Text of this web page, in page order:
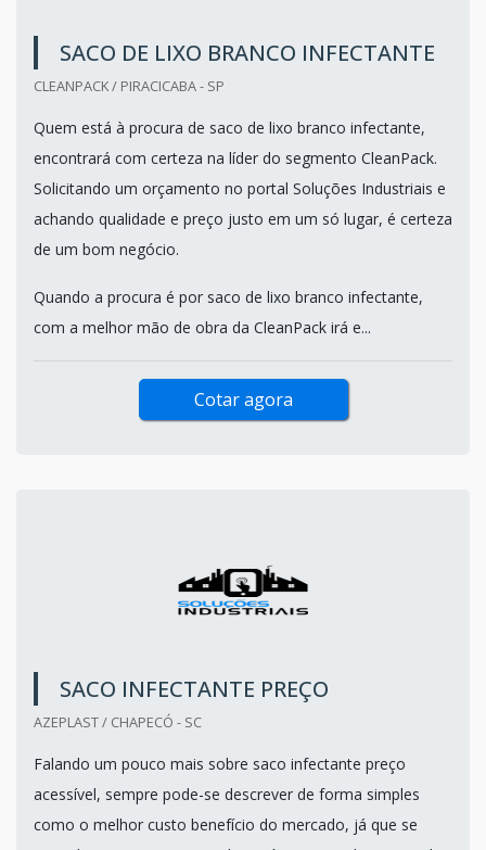
SACO DE LIXO BRANCO INFECTANTE
CLEANPACK / PIRACICABA - SP
Quem está à procura de saco de lixo branco infectante,
encontrará com certeza na líder do segmento CleanPack.
Solicitando um orçamento no portal Soluções Industriais e
achando qualidade e preço justo em um só lugar, é certeza
de um bom negócio.
Quando a procura é por saco de lixo branco infectante,
com a melhor mão de obra da CleanPack irá e...
Cotar agora
SACO INFECTANTE PREÇO
AZEPLAST / CHAPECÓ - SC
Falando um pouco mais sobre saco infectante preço
acessível, sempre pode-se descrever de forma simples
como o melhor custo benefício do mercado, já que se